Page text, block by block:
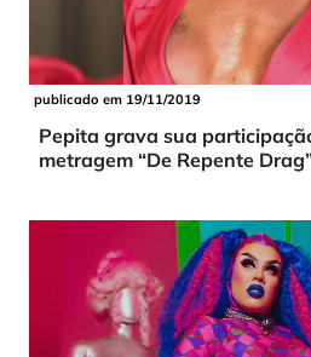
publicado em 19/11/2019
Pepita grava sua
metragem “De Repente